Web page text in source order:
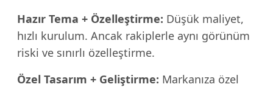
Hazır Tema + Özelleştirme: Düşük maliyet,
hızlı kurulum. Ancak rakiplerle aynı görünüm
riski ve sınırlı özelleştirme.
Özel Tasarım + Geliştirme: Markanıza özel